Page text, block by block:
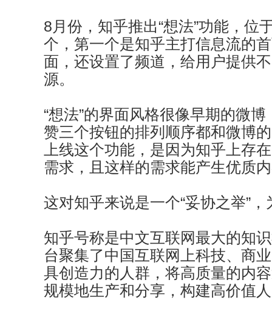
8月份，知乎推出“想法”功能，位
个，第一个是知乎主打信息流的
面，还设置了频道，给用户提供
源。
“想法”的界面风格很像早期的微
赞三个按钮的排列顺序都和微博
上线这个功能，是因为知乎上存
需求，且这样的需求能产生优质
这对知乎来说是一个“妥协之举”
知乎号称是中文互联网最大的知
台聚集了中国互联网上科技、商
具创造力的人群，将高质量的内
规模地生产和分享，构建高价值